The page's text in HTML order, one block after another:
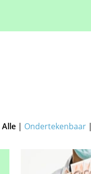
Alle| Ondertekenbaar|